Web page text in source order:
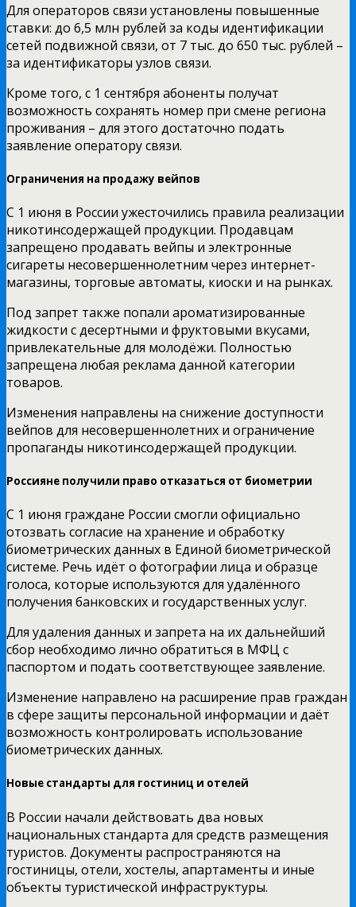
Для операторов связи установлены повышенные
ставки: до 6,5 млн рублей за коды идентификации
сетей подвижной связи, от 7 тыс. до 650 тыс. рублей –
за идентификаторы узлов связи.
Кроме того, с 1 сентября абоненты получат
возможность сохранять номер при смене региона
проживания – для этого достаточно подать
заявление оператору связи.
Ограничения на продажу вейпов
С 1 июня в России ужесточились правила реализации
никотинсодержащей продукции. Продавцам
запрещено продавать вейпы и электронные
сигареты несовершеннолетним через интернет-
магазины, торговые автоматы, киоски и на рынках.
Под запрет также попали ароматизированные
жидкости с десертными и фруктовыми вкусами,
привлекательные для молодёжи. Полностью
запрещена любая реклама данной категории
товаров.
Изменения направлены на снижение доступности
вейпов для несовершеннолетних и ограничение
пропаганды никотинсодержащей продукции.
Россияне получили право отказаться от биометрии
С 1 июня граждане России смогли официально
отозвать согласие на хранение и обработку
биометрических данных в Единой биометрической
системе. Речь идёт о фотографии лица и образце
голоса, которые используются для удалённого
получения банковских и государственных услуг.
Для удаления данных и запрета на их дальнейший
сбор необходимо лично обратиться в МФЦ с
паспортом и подать соответствующее заявление.
Изменение направлено на расширение прав граждан
в сфере защиты персональной информации и даёт
возможность контролировать использование
биометрических данных.
Новые стандарты для гостиниц и отелей
В России начали действовать два новых
национальных стандарта для средств размещения
туристов. Документы распространяются на
гостиницы, отели, хостелы, апартаменты и иные
объекты туристической инфраструктуры.